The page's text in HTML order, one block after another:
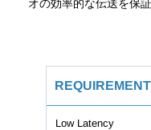
オの効率的な伝送を保証
Low Latency